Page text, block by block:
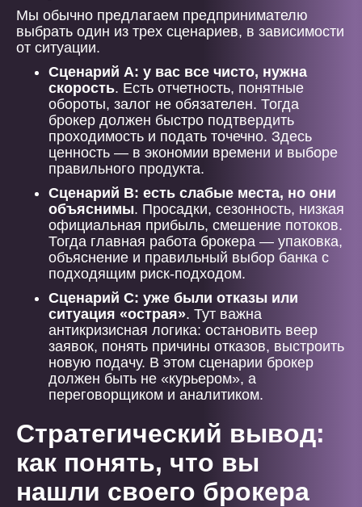
Мы обычно предлагаем предпринимателю
выбрать один из трех сценариев, в зависимости
от ситуации.
Сценарий А: у вас все чисто, нужна
скорость. Есть отчетность, понятные
обороты, залог не обязателен. Тогда
брокер должен быстро подтвердить
проходимость и подать точечно. Здесь
ценность — в экономии времени и выборе
правильного продукта.
Сценарий B: есть слабые места, но они
объяснимы. Просадки, сезонность, низкая
официальная прибыль, смешение потоков.
Тогда главная работа брокера — упаковка,
объяснение и правильный выбор банка с
подходящим риск-подходом.
Сценарий C: уже были отказы или
ситуация «острая». Тут важна
антикризисная логика: остановить веер
заявок, понять причины отказов, выстроить
новую подачу. В этом сценарии брокер
должен быть не «курьером», а
переговорщиком и аналитиком.
Стратегический вывод:
как понять, что вы
нашли своего брокера